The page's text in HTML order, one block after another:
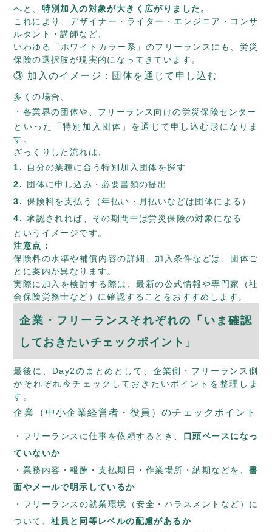
へと、 特別加入の対象が大きく広がりました。
これにより、デザイナー・ライター・エンジニア・コンサ
ルタント・講師など、
いわゆる「ホワイトカラー系」のフリーランスにも、労災
保険の選択肢が現実的になってきています。
③ 加入のイメージ：団体を通じて申し込む
多くの場合、
各業界の団体や、フリーランス向けの労災保険センター
といった「特別加入団体」を通じて申し込む形になりま
す。
ざっくりした流れは、
自分の業種に合う特別加入団体を探す
団体に申し込み・必要書類の提出
保険料を支払う（年払い・月払いなどは団体による）
承認されれば、その期間中は労災保険の対象になる
というイメージです。
注意点：
保険料の水準や補償内容の詳細、加入条件などは、団体ご
とに案内が異なります。
実際に加入を検討する際は、最新の公式情報や専門家（社
会保険労務士など）に確認することをおすすめします。
企業・フリーランスそれぞれの「いま確認
しておきたいチェックポイント」
最後に、Day2のまとめとして、企業側・フリーランス側
がそれぞれ今チェックしておきたいポイントを整理しま
す。
企業（中小企業経営者・役員）のチェックポイント
フリーランスに仕事を依頼するとき、 口頭ベースになっ
ていないか
業務内容・報酬・支払期日・作業場所・納期などを、書
面やメールで明示しているか
フリーランスの就業環境（安全・ハラスメントなど）に
ついて、 社員と同等レベルの配慮があるか